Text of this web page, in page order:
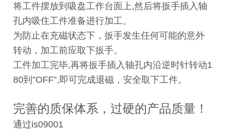
将工件摆放到吸盘工作台面上,然后将扳手插入轴
孔内吸住工件准备进行加工。
为防止在充磁状态下，扳手发生任何可能的意外
转动，加工前应取下扳手。
工件加工完毕,再将扳手插入轴孔内沿逆时针转动1
80到”OFF”,即可完成退磁，安全取下工件。
完善的质保体系，过硬的产品质量！
通过is09001